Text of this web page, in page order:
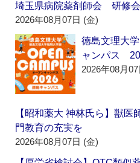
埼玉県病院薬剤師会 研修
2026年08月07日 (金)
徳島文理大
ャンパス
2026年08月
【昭和薬大 神林氏ら】獣医
門教育の充実を
2026年08月07日 (金)